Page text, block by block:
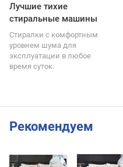
Лучшие тихие
стиральные машины
Стиралки с комфортным
уровнем шума для
эксплуатации в любое
время суток.
Рекомендуем